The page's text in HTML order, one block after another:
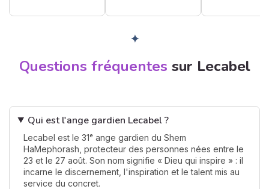
✦
Questions fréquentes sur Lecabel
Qui est l'ange gardien Lecabel ?
Lecabel est le 31ᵉ ange gardien du Shem
HaMephorash, protecteur des personnes nées entre le
23 et le 27 août. Son nom signifie « Dieu qui inspire » : il
incarne le discernement, l'inspiration et le talent mis au
service du concret.